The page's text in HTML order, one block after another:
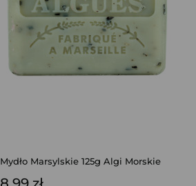
Mydło Marsylskie 125g Algi Morskie